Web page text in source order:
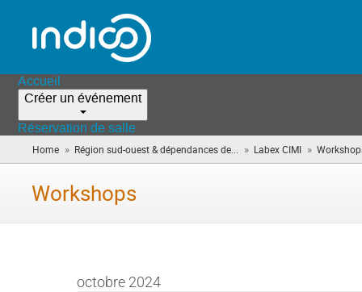
Accueil
Créer un événement
Réservation de salle
Home » Région sud-ouest & dépendances de... » Labex CIMI »
Workshops
octobre 2024